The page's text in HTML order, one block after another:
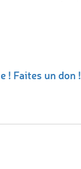
! Faites un don !